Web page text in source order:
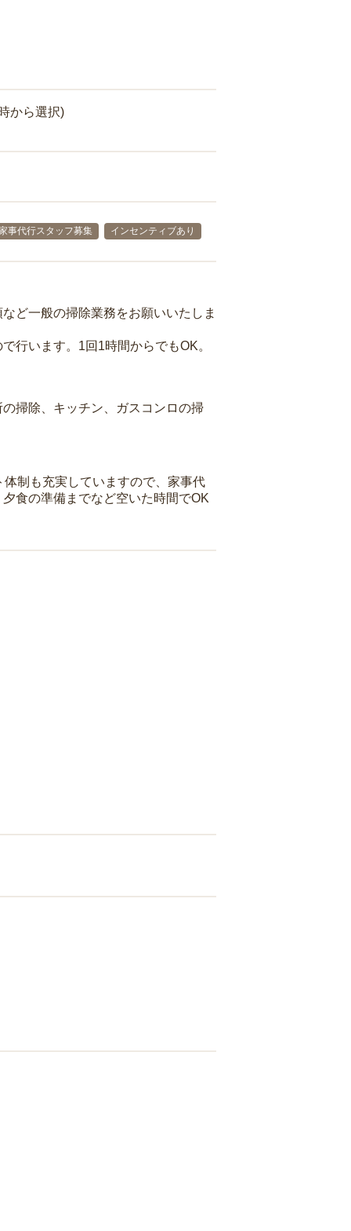
から選択)
事代行スタッフ募集 インセンティブあり
ど一般の掃除業務をお願いいたしま
行います。1回1時間からでもOK。
掃除、キッチン、ガスコンロの掃
制も充実していますので、家事代
食の準備までなど空いた時間でOK